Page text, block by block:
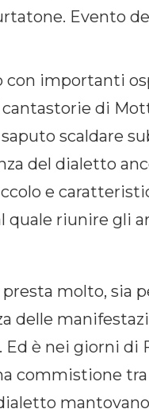
Evento
con importanti
di
scaldare
del dialetto
e
quale riunire gli
molto, sia
delle
è nei giorni di
commistione